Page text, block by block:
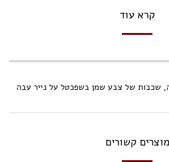
קרא עוד
שכבות של צבע שמן בשפכטל על נייר עבה
מוצרים קשורים